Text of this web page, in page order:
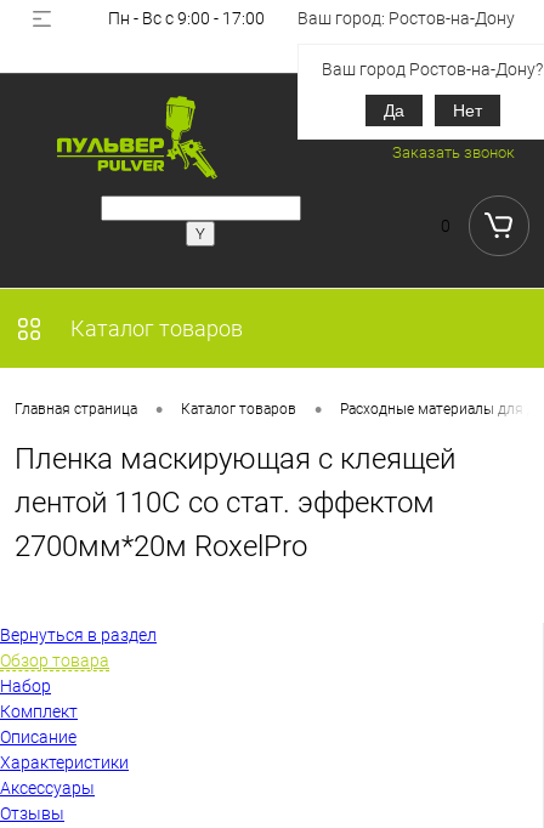
Пн - Вс с 9:00 - 17:00 Ваш город: Ростов-на-Дону
Ваш город Ростов-на-Дону?
Да Нет
+7 (918) 851-53-00
Заказать звонок
0
Каталог товаров
Главная страница • Каталог товаров • Расходные материалы для
Пленка маскирующая с клеящей
лентой 110С со стат. эффектом
2700мм*20м RoxelPro
Вернуться в раздел
Обзор товара
Набор
Комплект
Описание
Характеристики
Аксессуары
Отзывы